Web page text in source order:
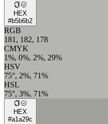
HEX
#b5b6b2
RGB
181, 182, 178
CMYK
1%, 0%, 2%, 29%
HSV
75°, 2%, 71%
HSL
75°, 3%, 71%
HEX
#a1a29c